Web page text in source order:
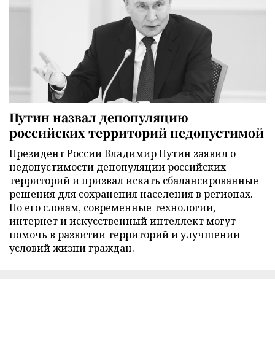
Путин назвал депопуляцию
российских территорий недопустимой
Президент России Владимир Путин заявил о
недопустимости депопуляции российских
территорий и призвал искать сбалансированные
решения для сохранения населения в регионах.
По его словам, современные технологии,
интернет и искусственный интеллект могут
помочь в развитии территорий и улучшении
условий жизни граждан.